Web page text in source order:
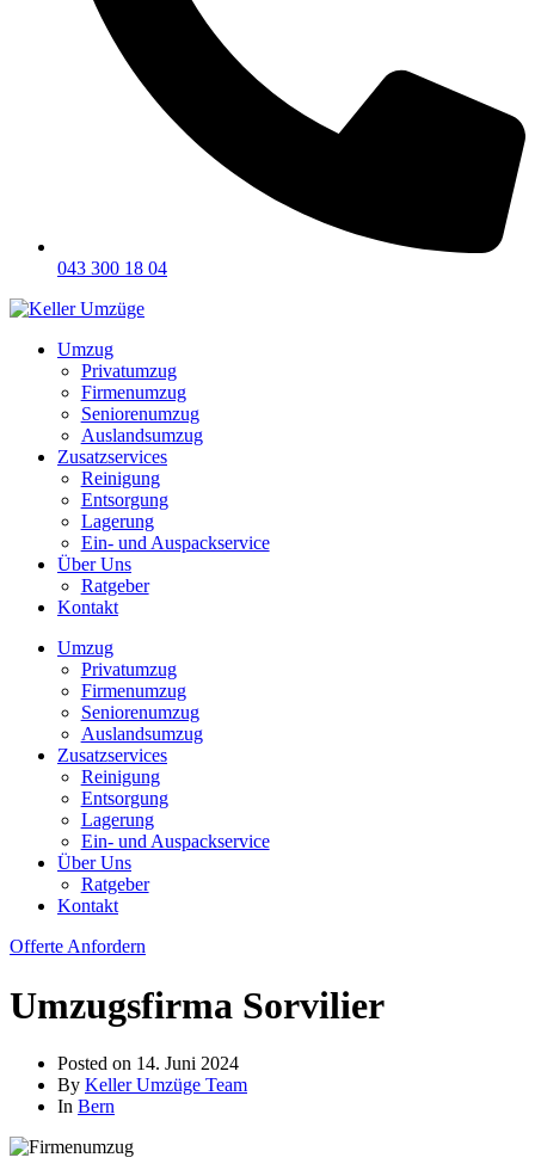
043 300 18 04
Umzug
Privatumzug
Firmenumzug
Seniorenumzug
Auslandsumzug
Zusatzservices
Reinigung
Entsorgung
Lagerung
Ein- und Auspackservice
Über Uns
Ratgeber
Kontakt
Umzug
Privatumzug
Firmenumzug
Seniorenumzug
Auslandsumzug
Zusatzservices
Reinigung
Entsorgung
Lagerung
Ein- und Auspackservice
Über Uns
Ratgeber
Kontakt
Offerte Anfordern
Umzugsfirma Sorvilier
Posted on 14. Juni 2024
By Keller Umzüge Team
In Bern